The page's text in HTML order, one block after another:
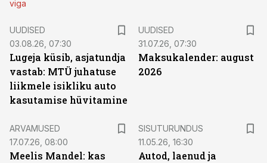
viga
UUDISED
03.08.26, 07:30
Lugeja küsib, asjatundja
vastab: MTÜ juhatuse
liikmele isikliku auto
kasutamise hüvitamine
UUDISED
31.07.26, 07:30
Maksukalender: august
2026
ARVAMUSED
17.07.26, 08:00
Meelis Mandel: kas
SISUTURUNDUS
11.05.26, 16:30
Autod, laenud ja